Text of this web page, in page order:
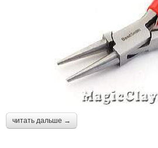
читать дальше →